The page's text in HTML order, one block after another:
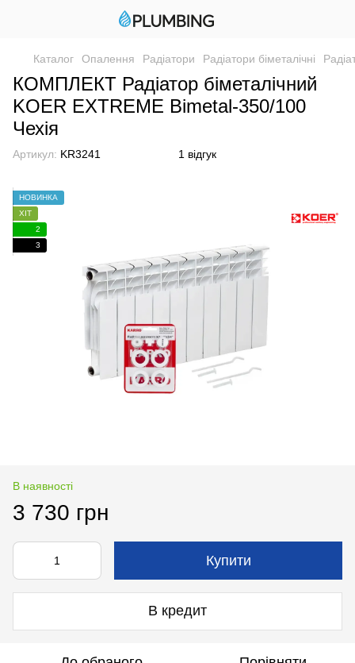
Каталог Опалення Радіатори Радіатори біметалічні
КОМПЛЕКТ Радіатор біметалічний
KOER EXTREME Bimetal-350/100
Чехія
Артикул: KR3241 1 відгук
НОВИНКА
ХІТ
2
3
В наявності
3 730 грн
Купити
В кредит